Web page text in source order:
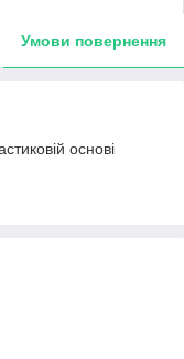
Умови повернення
основі